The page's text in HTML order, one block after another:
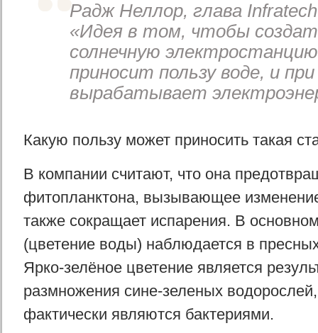
Радж Неллор, глава
«Идея в том, чтобы
солнечную
приносит пользу воде, и
вырабатывает
Какую пользу может приносить такая
В компании считают, что она
фитопланктона, вызывающее
также сокращает испарения. В
(цветение воды) наблюдается в
Ярко-зелёное цветение является
размножения сине-зеленых
фактически являются бактериями.